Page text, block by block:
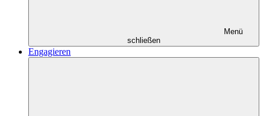
Menü
schließen
Engagieren